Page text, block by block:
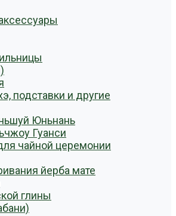
подставки и другие
Юньнань
Гуанси
чайной церемонии
йерба мате
глины